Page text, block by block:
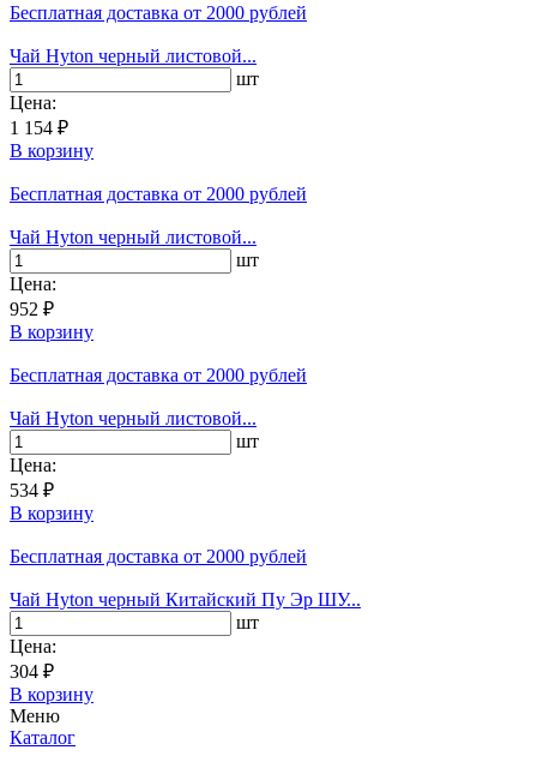
Бесплатная доставка от 2000 рублей
Чай Hyton черный листовой...
шт
Цена:
1 154 ₽
В корзину
Бесплатная доставка от 2000 рублей
Чай Hyton черный листовой...
шт
Цена:
952 ₽
В корзину
Бесплатная доставка от 2000 рублей
Чай Hyton черный листовой...
шт
Цена:
534 ₽
В корзину
Бесплатная доставка от 2000 рублей
Чай Hyton черный Китайский Пу Эр ШУ...
шт
Цена:
304 ₽
В корзину
Меню
Каталог